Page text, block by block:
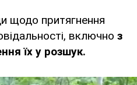
щодо притягнення
включно з
їх у розшук.